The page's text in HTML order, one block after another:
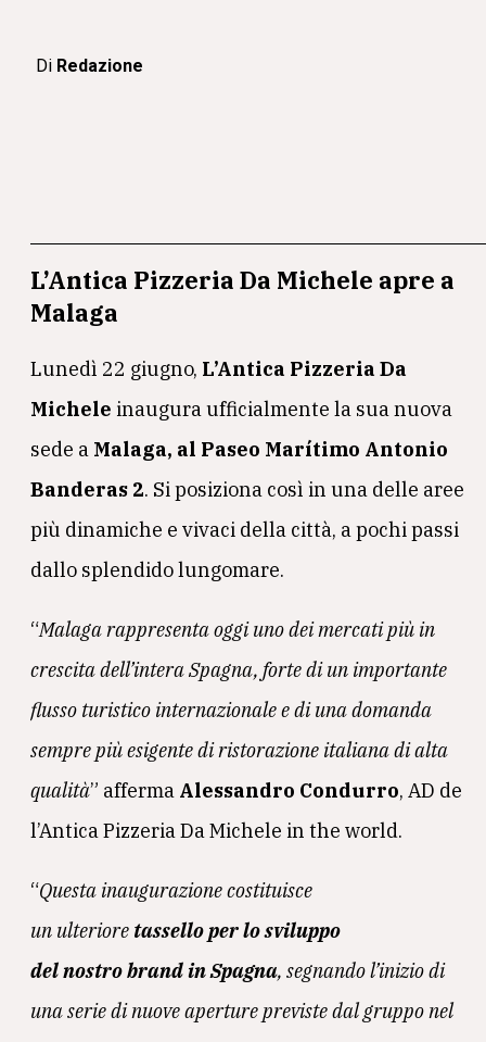
Di Redazione
L’Antica Pizzeria Da Michele apre a
Malaga
Lunedì 22 giugno, L’Antica Pizzeria Da
Michele inaugura ufficialmente la sua nuova
sede a Malaga, al Paseo Marítimo Antonio
Banderas 2. Si posiziona così in una delle aree
più dinamiche e vivaci della città, a pochi passi
dallo splendido lungomare.
“Malaga rappresenta oggi uno dei mercati più in
crescita dell’intera Spagna, forte di un importante
flusso turistico internazionale e di una domanda
sempre più esigente di ristorazione italiana di alta
qualità” afferma Alessandro Condurro, AD de
l’Antica Pizzeria Da Michele in the world.
“Questa inaugurazione costituisce
un ulteriore tassello per lo sviluppo
del nostro brand in Spagna, segnando l’inizio di
una serie di nuove aperture previste dal gruppo nel